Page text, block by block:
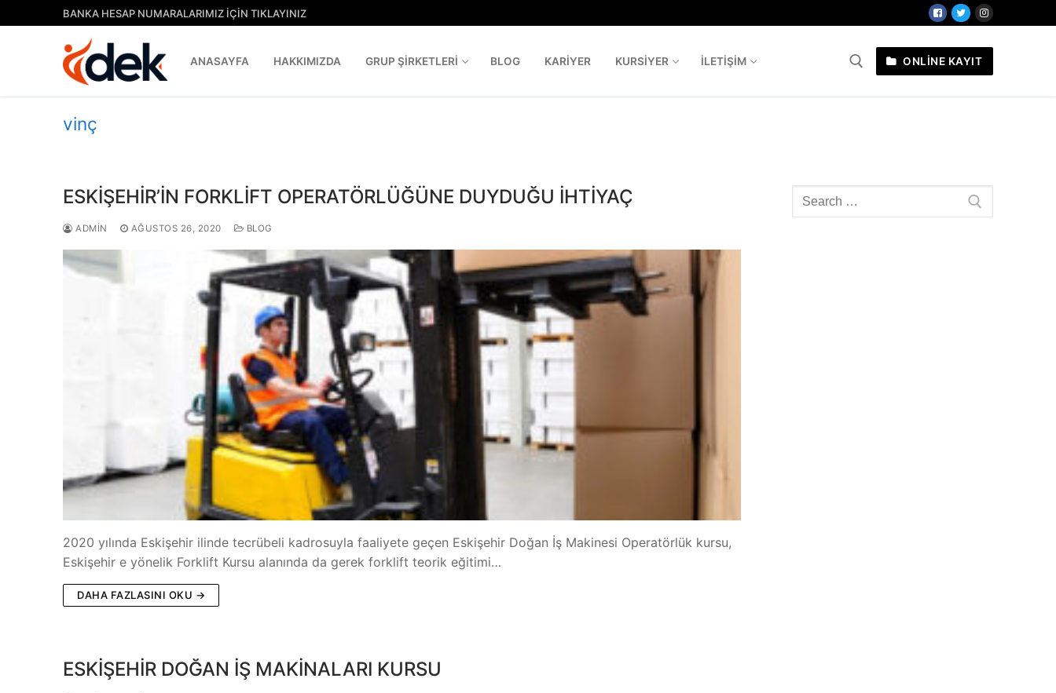
atla
BANKA HESAP NUMARALARIMIZ İÇİN TIKLAYINIZ
ANASAYFA HAKKIMIZDA GRUP ŞIRKETLERI BLOG KARIYER KURSIYER İLETIŞIM ONLİNE KAYIT
vinç
ESKİŞEHİR’İN FORKLİFT OPERATÖRLÜĞÜNE DUYDUĞU İHTİYAÇ
ADMIN AĞUSTOS 26, 2020 BLOG
2020 yılında Eskişehir ilinde tecrübeli kadrosuyla faaliyete geçen Eskişehir Doğan İş Makinesi Operatörlük kursu,
Eskişehir e yönelik Forklift Kursu alanında da gerek forklift teorik eğitimi…
DAHA FAZLASINI OKU →
ESKİŞEHİR DOĞAN İŞ MAKİNALARI KURSU
Arama: